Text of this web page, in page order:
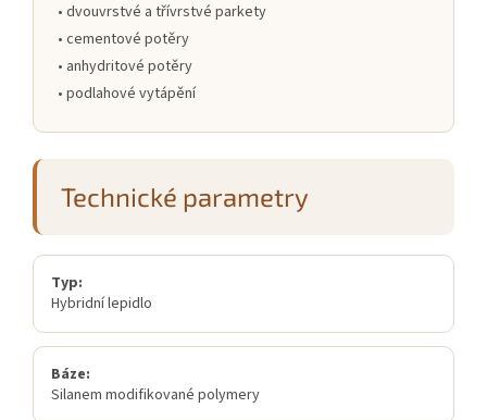
• dvouvrstvé a třívrstvé parkety
• cementové potěry
• anhydritové potěry
• podlahové vytápění
Technické parametry
Typ:
Hybridní lepidlo
Báze:
Silanem modifikované polymery